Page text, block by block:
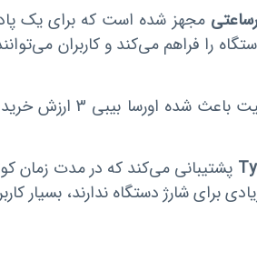
مجهز شده است که برای یک
را فراهم می‌کند و کاربران
با توجه به ابعاد و وزن
پشتیبانی می‌کند که در مدت زمان
برای شارژ دستگاه ندارند، بسیار